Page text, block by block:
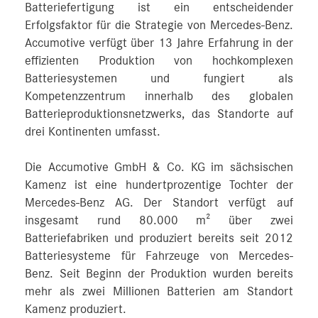
Batteriefertigung ist ein entscheidender
Erfolgsfaktor für die Strategie von Mercedes-Benz.
Accumotive verfügt über 13 Jahre Erfahrung in der
effizienten Produktion von hochkomplexen
Batteriesystemen und fungiert als
Kompetenzzentrum innerhalb des globalen
Batterieproduktionsnetzwerks, das Standorte auf
drei Kontinenten umfasst.
Die Accumotive GmbH & Co. KG im sächsischen
Kamenz ist eine hundertprozentige Tochter der
Mercedes-Benz AG. Der Standort verfügt auf
insgesamt rund 80.000 m² über zwei
Batteriefabriken und produziert bereits seit 2012
Batteriesysteme für Fahrzeuge von Mercedes-
Benz. Seit Beginn der Produktion wurden bereits
mehr als zwei Millionen Batterien am Standort
Kamenz produziert.